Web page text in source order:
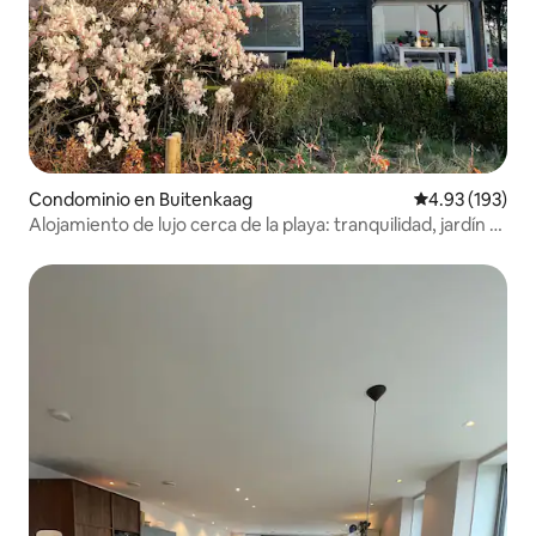
Condominio en Buitenkaag Calificación
4.93 (193)
Alojamiento de lujo cerca de la playa: tranquilidad, jardín y